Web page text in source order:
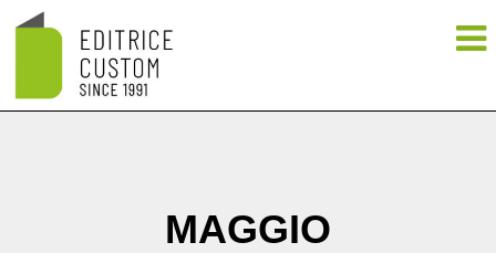
MAGGIO